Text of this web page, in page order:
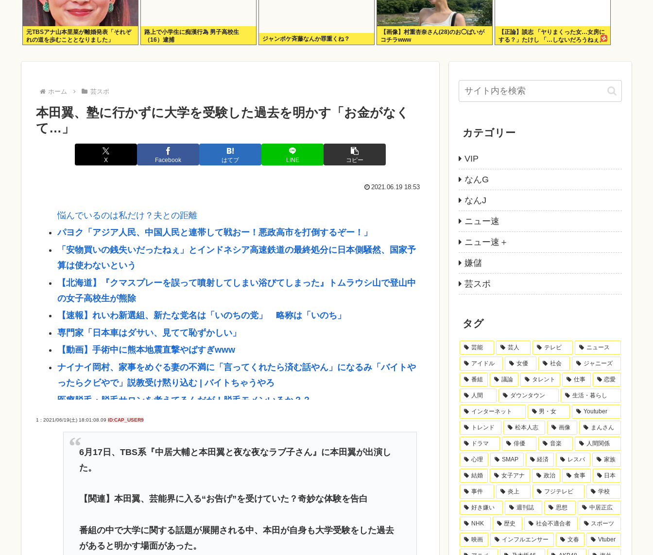
元TBSアナ山本里菜が離婚発表「それぞ
れの道を歩むこととなりました」
路上で小学生に痴漢行為 男子高校生
（16）逮捕
ジャンポケ斉藤なんか罪重くね？
【画像】村重杏奈さん(28)のお◯ぱいが
コチラwww
【正論】談志 「ヤりまくった女…女房に
する？」たけし 「…しないだろうねぇ、
やっぱ」
ホーム 芸スポ
本田翼、塾に行かずに大学を受験した過去を明かす「お金がなく
て…」
X Facebook はてブ LINE コピー
2021.06.19 18:53
悩んでいるのは私だけ？夫との距離
パヨク「アジア人民、中国人民と連帯して戦おー！悪政高市を打倒するぞー！」
「安物買いの銭失いだったねぇ」とインドネシア高速鉄道の最終処分に日本側騒然、国家予
算は使わないという
【北海道】『クマスプレーを誤って噴射してしまい浴びてしまった』トムラウシ山で登山中
の女子高校生が熊除
【速報】れいわ新選組、新たな党名は「いのちの党」 略称は「いのち」
専門家「日本車はダサい、見てて恥ずかしい」
【動画】手術中に熊本地震直撃やばすぎwww
ナイナイ岡村、家事をめぐる妻の不満に「言ってくれたら済む話やん」になるみ「バイトや
ったらクビやで」説教受け黙り込む | バイトちゃうやろ
医療脱毛・脱毛サロンを考えてるんだが！脱毛モメンいるか？？
自民党「日本人56す56す56す56す56すコロスコロスコロス…」←こいつの過去
【戦後最長】日本、なんと74ヶ月連続で景気回復していた‥‥
ジャンポケ斉藤「同意があったんです。本当です。信じて下さい」 ←何でこの主張が通らな
いの？
「！？」
る」・・・・・・・・・
【驚愕】いまだに続いていると聞いてビビる漫画「ながされて藍蘭島」「咲」「らき☆す
1 : 2021/06/19(土) 18:01:08.09 ID:CAP_USER9
6月17日、TBS系『中居大輔と本田翼と夜な夜なラブ子さん』に本田翼が出演し
た。
【関連】本田翼、芸能界に入る“お告げ”を受けていた？奇妙な体験を告白
番組の中で大学に関する話題が展開される中、本田が自身も大学受験をした過去
があると明かす場面があった。
カテゴリー
VIP
なんG
なんJ
ニュー速
ニュー速＋
嫌儲
芸スポ
タグ
芸能 芸人 テレビ ニュース
アイドル 女優 社会 ジャニーズ
番組 議論 タレント 仕事 恋愛
人間 ダウンタウン 生活・暮らし
インターネット 男・女 Youtuber
トレンド 松本人志 画像 まんさん
ドラマ 俳優 音楽 人間関係
心理 SMAP 経済 レスバ 家族
結婚 女子アナ 政治 食事 日本
事件 炎上 フジテレビ 学校
好き嫌い 週刊誌 思想 中居正広
NHK 歴史 社会不適合者 スポーツ
映画 インフルエンサー 文春 Vtuber